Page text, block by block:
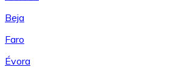
Beja
Faro
Évora